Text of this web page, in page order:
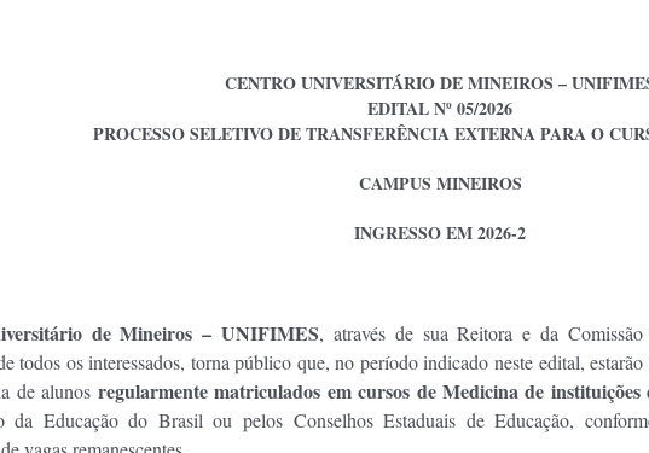
CENTRO UNIVERSITÁRIO DE MINEIROS –
EDITAL Nº 05/2026
PROCESSO SELETIVO DE TRANSFERÊNCIA EXTERNA PARA O
CAMPUS MINEIROS
INGRESSO EM 2026-2
de Mineiros – UNIFIMES, através de sua Reitora e da
todos os interessados, torna público que, no período indicado neste edital,
de alunos regularmente matriculados em cursos de Medicina de
da Educação do Brasil ou pelos Conselhos Estaduais de Educação,